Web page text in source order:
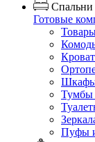
Спальни
Готовые
Тумбы
Пуфы